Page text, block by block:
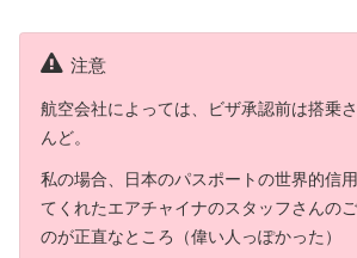
注意
航空会社によっては、ビザ承認前は搭乗
んど。
私の場合、日本のパスポートの世界的信
てくれたエアチャイナのスタッフさんの
のが正直なところ（偉い人っぽかった）